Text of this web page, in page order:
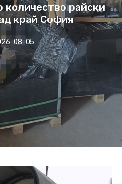
количество райски
край София
08-05